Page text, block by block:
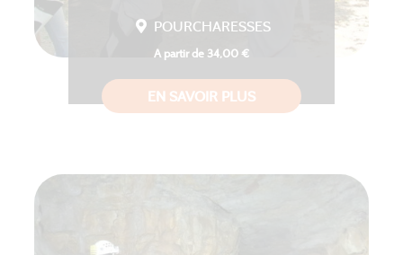
POURCHARESSES
A partir de 34,00 €
EN SAVOIR PLUS